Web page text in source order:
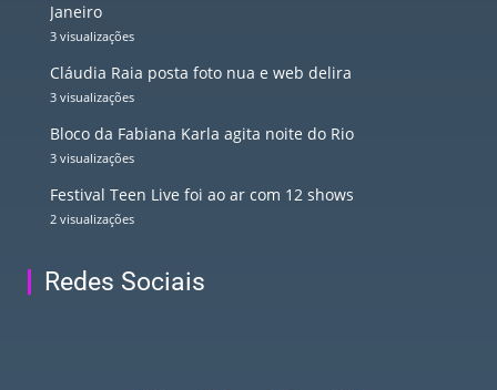
Janeiro
3 visualizações
Cláudia Raia posta foto nua e web delira
3 visualizações
Bloco da Fabiana Karla agita noite do Rio
3 visualizações
Festival Teen Live foi ao ar com 12 shows
2 visualizações
Redes Sociais